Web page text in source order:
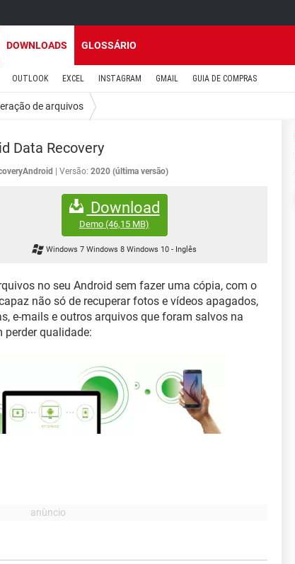
DOWNLOADS GLOSSÁRIO
OUTLOOK EXCEL INSTAGRAM GMAIL GUIA DE COMPRAS
de arquivos
Data Recovery
Versão: 2020 (última versão)
Download
Demo (46,15 MB)
Windows 7 Windows 8 Windows 10- Inglês
no seu Android sem fazer uma cópia, com o
não só de recuperar fotos e vídeos apagados,
e-mails e outros arquivos que foram salvos na
perder qualidade: